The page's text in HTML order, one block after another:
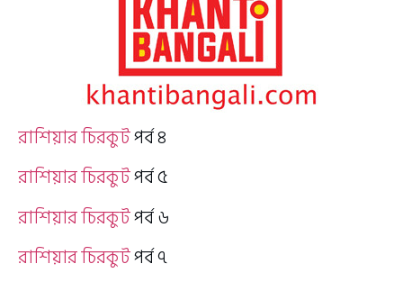
রাশিয়ার চিরকুটপর্ব ৪
রাশিয়ার চিরকুটপর্ব ৫
রাশিয়ার চিরকুটপর্ব ৬
রাশিয়ার চিরকুটপর্ব ৭